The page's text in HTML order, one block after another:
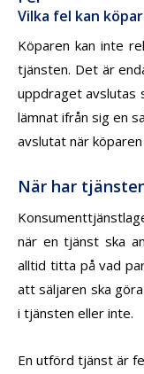
Vilka fel kan
Köparen kan inte
tjänsten. Det är
uppdraget avslutas
lämnat ifrån sig en
avslutat när
När har
när en tjänst ska
alltid titta på vad
att säljaren ska
i tjänsten eller inte.
En utförd tjänst är